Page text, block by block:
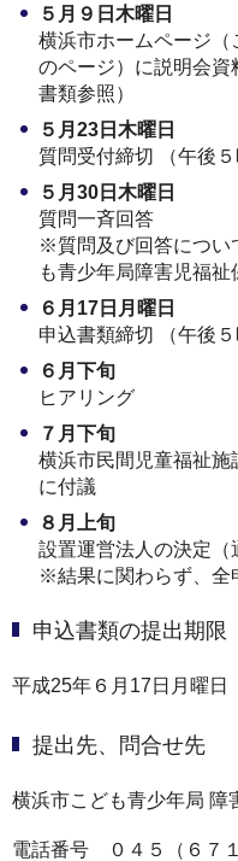
５月９日木曜日
横浜市ホームページ（
のページ）に説明会資
書類参照）
５月23日木曜日
質問受付締切 （午後５
５月30日木曜日
質問一斉回答
※質問及び回答につい
も青少年局障害児福祉
６月17日月曜日
申込書類締切 （午後５
６月下旬
ヒアリング
７月下旬
横浜市民間児童福祉施
に付議
８月上旬
設置運営法人の決定（
※結果に関わらず、全
申込書類の提出期限
平成25年６月17日月曜
提出先、問合せ先
横浜市こども青少年局 障
電話番号 ０４５（６７